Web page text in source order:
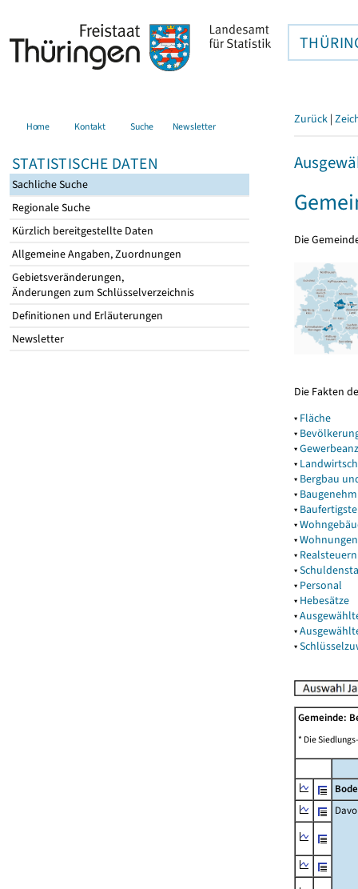
Home Kontakt Suche Newsletter
STATISTISCHE DATEN
Sachliche Suche
Regionale Suche
Kürzlich bereitgestellte Daten
Allgemeine Angaben, Zuordnungen
Gebietsveränderungen,
Änderungen zum Schlüsselverzeichnis
Definitionen und Erläuterungen
Newsletter
Zurück |
Die
Die Fakten
▾ Fläche
▾
▾
▾
▾ Bergbau
▾
▾
▾
▾Wohnungen
▾ Realsteuern
▾
▾ Personal
▾ Hebesätze
▾
▾
▾
Gemeinde:
* Die